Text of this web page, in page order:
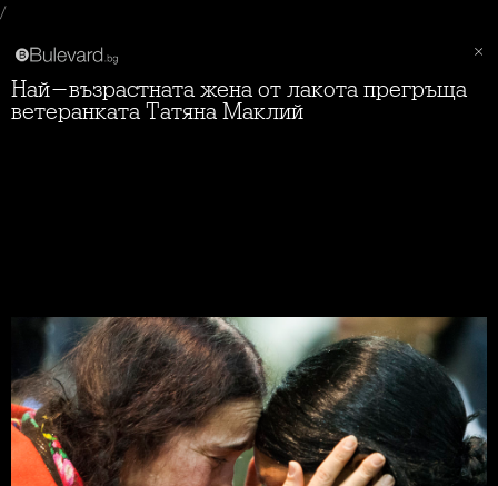
/
Най-възрастната жена от лакота прегръща
ветеранката Татяна Маклий